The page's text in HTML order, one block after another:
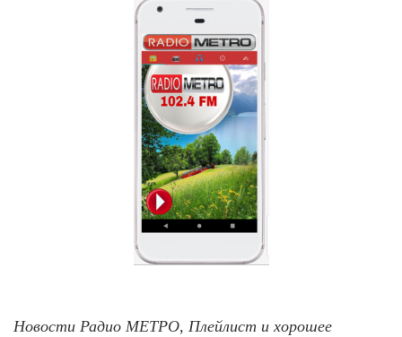
Новости Радио МЕТРО, Плейлист и хорошее